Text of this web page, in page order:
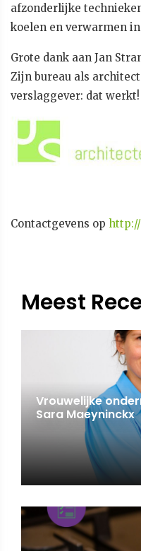
afzonderlijke
koelen en verwarmen
Grote dank aan Jan
Zijn bureau als
verslaggever: dat werkt!
Contactgevens op
Meest
Vrouwelijke
Sara Maeyninckx